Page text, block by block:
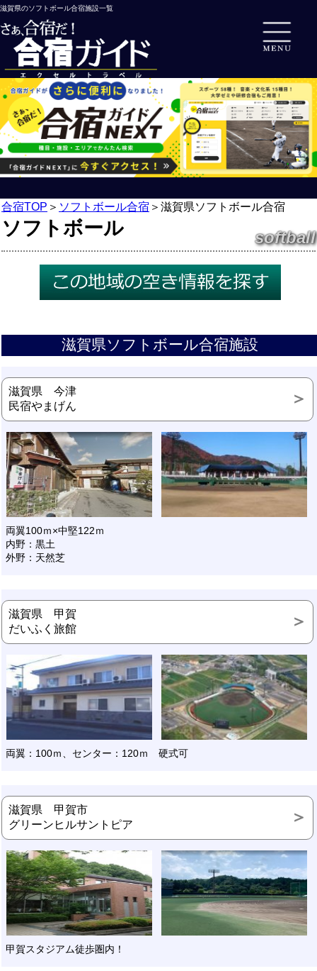
滋賀県のソフトボール合宿施設一覧
合宿TOP ＞ ソフトボール合宿 ＞ 滋賀県ソフトボール合宿
ソフトボール softball
滋賀県ソフトボール合宿施設
滋賀県 今津
民宿やまげん
両翼100ｍ×中堅122ｍ
内野：黒土
外野：天然芝
滋賀県 甲賀
だいふく旅館
両翼：100ｍ、センター：120ｍ 硬式可
滋賀県 甲賀市
グリーンヒルサントピア
甲賀スタジアム徒歩圏内！